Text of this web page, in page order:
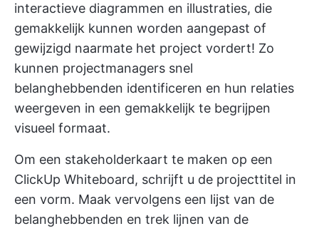
interactieve diagrammen en illustraties, die
gemakkelijk kunnen worden aangepast of
gewijzigd naarmate het project vordert! Zo
kunnen projectmanagers snel
belanghebbenden identificeren en hun relaties
weergeven in een gemakkelijk te begrijpen
visueel formaat.
Om een stakeholderkaart te maken op een
ClickUp Whiteboard, schrijft u de projecttitel in
een vorm. Maak vervolgens een lijst van de
belanghebbenden en trek lijnen van de